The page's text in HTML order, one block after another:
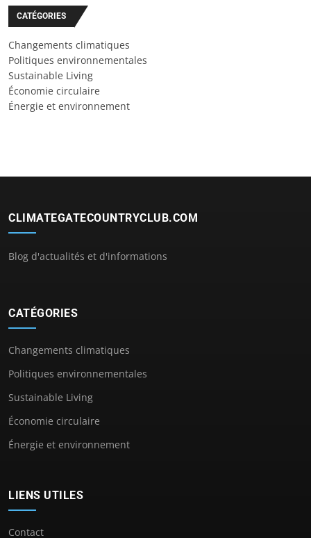
CATÉGORIES
Changements climatiques
Politiques environnementales
Sustainable Living
Économie circulaire
Énergie et environnement
CLIMATEGATECOUNTRYCLUB.COM
Blog d'actualités et d'informations
CATÉGORIES
Changements climatiques
Politiques environnementales
Sustainable Living
Économie circulaire
Énergie et environnement
LIENS UTILES
Contact